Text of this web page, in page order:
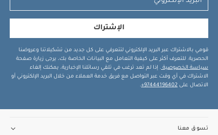
الإشتراك
قومي بالاشتراك عبر البريد الإلكتروني لتتعرفي على كل جديد من تشكيلاتنا وعروضنا
الحصرية. للتعرف أكثر على كيفية التعامل مع البيانات الخاصة بك، يرجى زيارة صفحة
سياسة الخصوصية . إذا لم تعد ترغب في تلقي رسائلنا الإخبارية، يمكنك إلغاء
الاشتراك في أي وقت عبر التواصل مع فريق خدمة العملاء من خلال البريد الإلكتروني أو
الاتصال على 97444196402+
.
تسوق معنا